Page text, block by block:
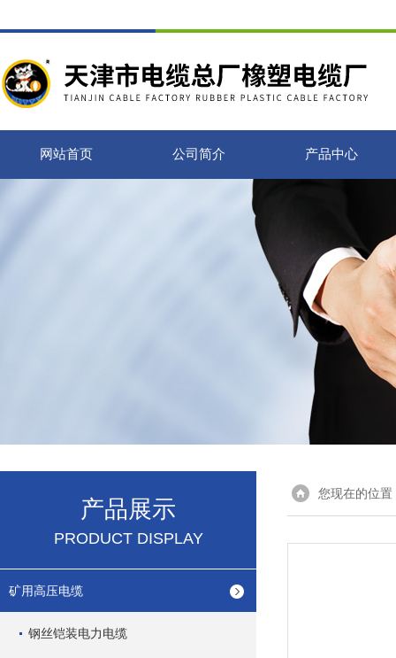
网站首页 公司简介 产品中心
产品展示
PRODUCT DISPLAY
矿用高压电缆
钢丝铠装电力电缆
您现在的位置